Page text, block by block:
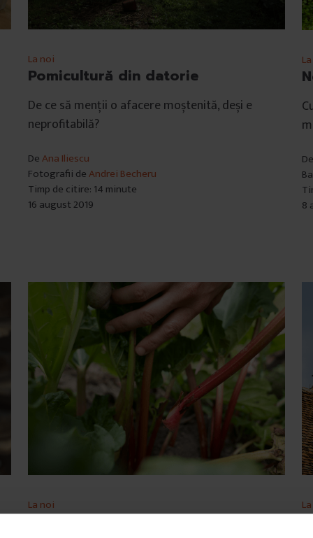
La noi
Pomicultură din datorie
De ce să menții o afacere moștenită, deși e
neprofitabilă?
DeAna Iliescu
Fotografii deAndrei Becheru
Timp de citire: 14 minute
16 august 2019
8
La noi
Se poartă rubarba